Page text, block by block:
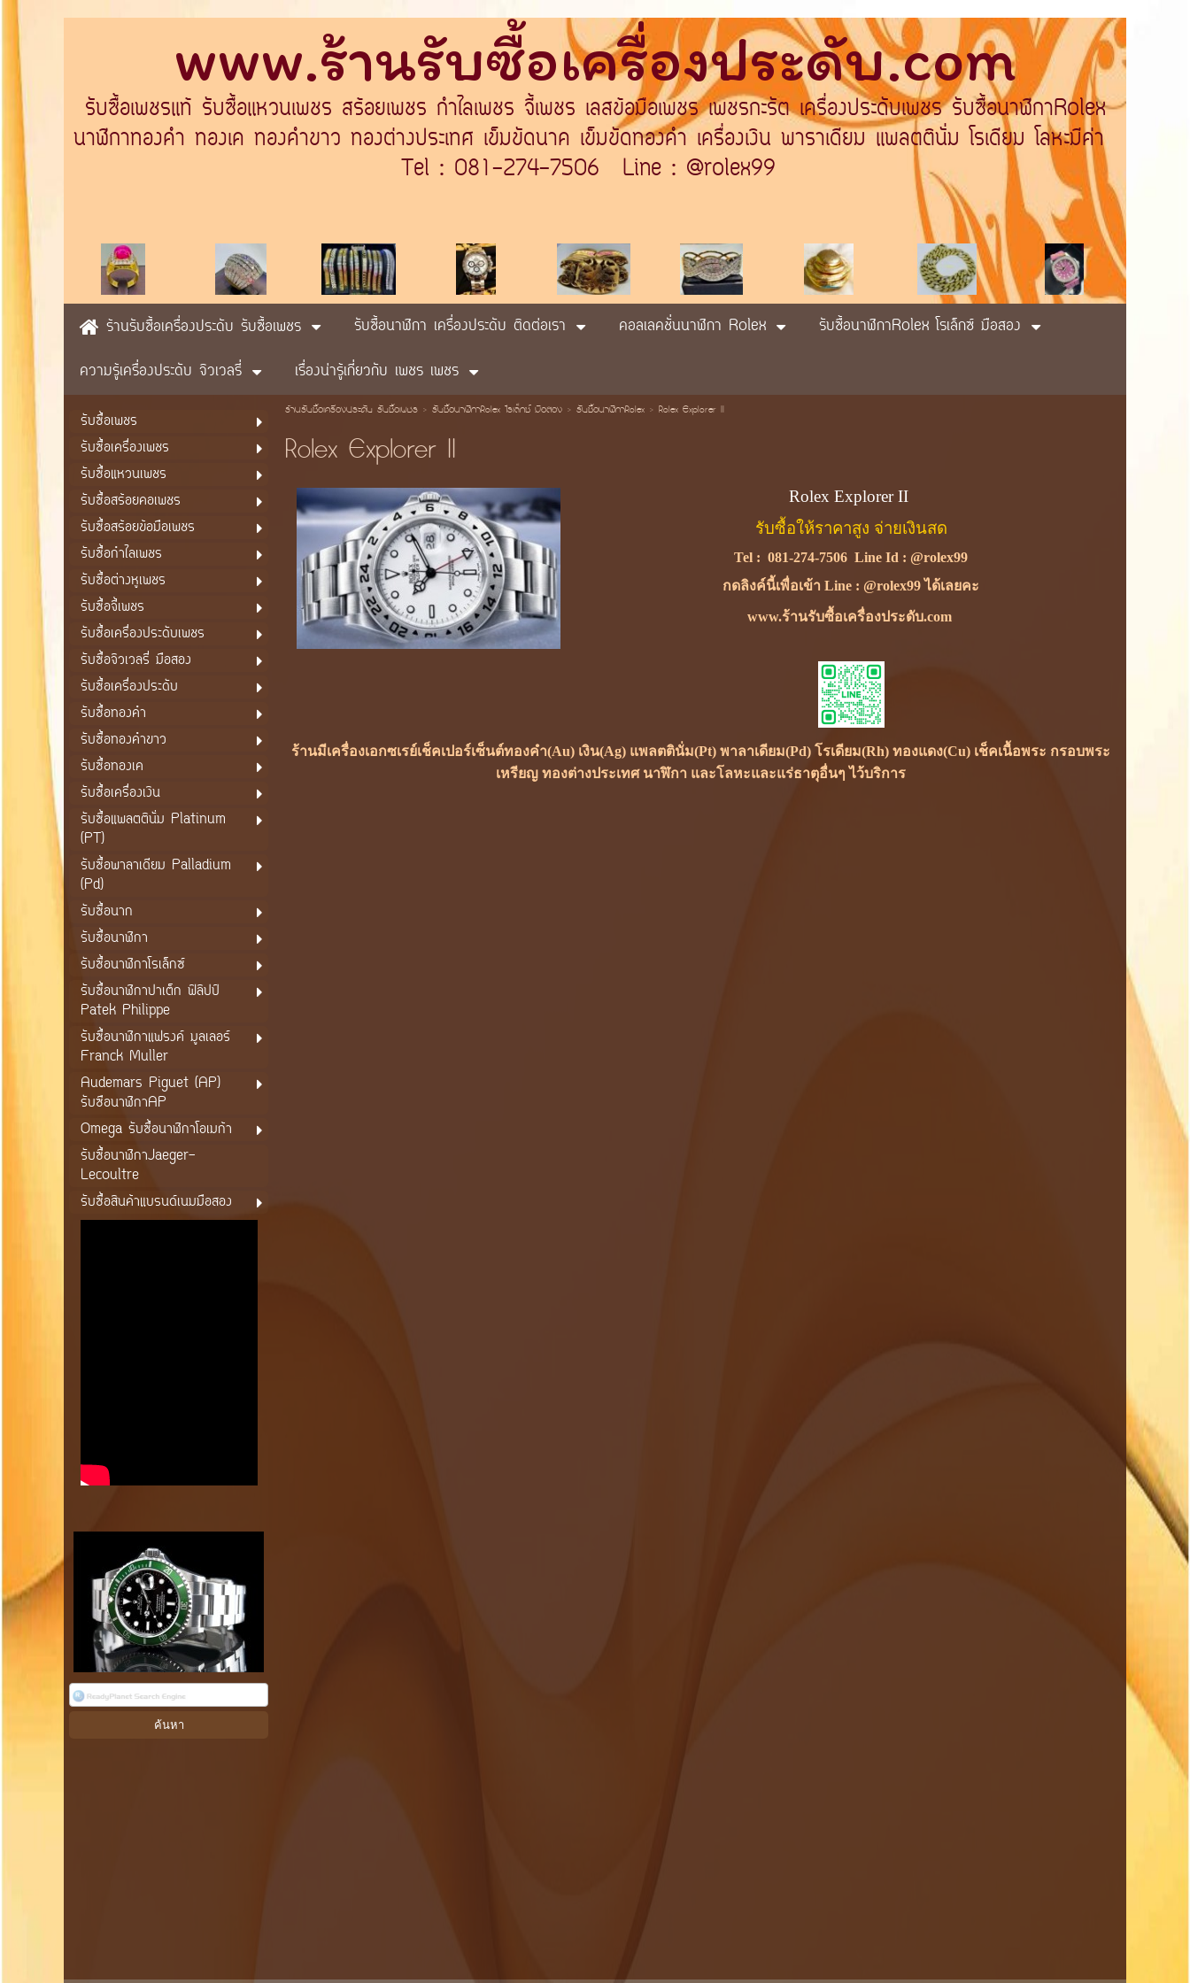
www.ร้านรับซื้อเครื่องประดับ.com
รับซื้อเพชรแท้ รับซื้อแหวนเพชร สร้อยเพชร กำไลเพชร จี้เพชร เลสข้อมือเพชร เพชรกะรัต เครื่องประดับเพชร รับซื้อนาฬิกาRolex
นาฬิกาทองคำ ทองเค ทองคำขาว ทองต่างประเทศ เข็มขัดนาค เข็มขัดทองคำ เครื่องเงิน พาราเดียม แพลตตินั่ม โรเดียม โลหะมีค่า
Tel : 081-274-7506 Line : @rolex99
ร้านรับซื้อเครื่องประดับ รับซื้อเพชร รับซื้อนาฬิกา เครื่องประดับ ติดต่อเรา คอลเลคชั่นนาฬิกา Rolex
รับซื้อนาฬิกาRolex โรเล็กซ์ มือสอง
ความรู้เครื่องประดับ จิวเวลรี่
เรื่องน่ารู้เกี่ยวกับ เพชร เพชร
รับซื้อเพชร
รับซื้อเครื่องเพชร
รับซื้อแหวนเพชร
รับซื้อสร้อยคอเพชร
รับซื้อสร้อยข้อมือเพชร
รับซื้อกำไลเพชร
รับซื้อต่างหูเพชร
รับซื้อจี้เพชร
รับซื้อเครื่องประดับเพชร
รับซื้อจิวเวลรี่ มือสอง
รับซื้อเครื่องประดับ
รับซื้อทองคำ
รับซื้อทองคำขาว
รับซื้อทองเค
รับซื้อเครื่องเงิน
รับซื้อแพลตตินั่ม Platinum
(PT)
รับซื้อพาลาเดียม Palladium
(Pd)
รับซื้อนาก
รับซื้อนาฬิกา
รับซื้อนาฬิกาโรเล็กซ์
รับซื้อนาฬิกาปาเต็ก ฟิลิปป์
Patek Philippe
รับซื้อนาฬิกาแฟรงค์ มูลเลอร์
Franck Muller
Audemars Piguet (AP)
รับซือนาฬิกาAP
Omega รับซื้อนาฬิกาโอเมก้า
รับซื้อนาฬิกาJaeger-
Lecoultre
รับซื้อสินค้าแบรนด์เนมมือสอง
ร้านรับซื้อเครื่องประดับ รับซื้อเพชร> รับซื้อนาฬิกาRolex โรเล็กซ์ มือสอง> รับซื้อนาฬิกาRolex> Rolex Explorer II
Rolex Explorer II
Rolex Explorer II
รับซื้อให้ราคาสูง จ่ายเงินสด
Tel :081-274-7506 Line Id : @rolex99
กดลิงค์นี้เพื่อเข้า Line : @rolex99 ได้เลยคะ
www.ร้านรับซื้อเครื่องประดับ.com
ร้านมีเครื่องเอกซเรย์เช็คเปอร์เซ็นต์ทองคำ(Au) เงิน(Ag) แพลตตินั่ม(Pt) พาลาเดียม(Pd) โรเดียม(Rh) ทองแดง(Cu) เช็คเนื้อพระ กรอบพระ
เหรียญ ทองต่างประเทศ นาฬิกา และโลหะและแร่ธาตุอื่นๆ ไว้บริการ